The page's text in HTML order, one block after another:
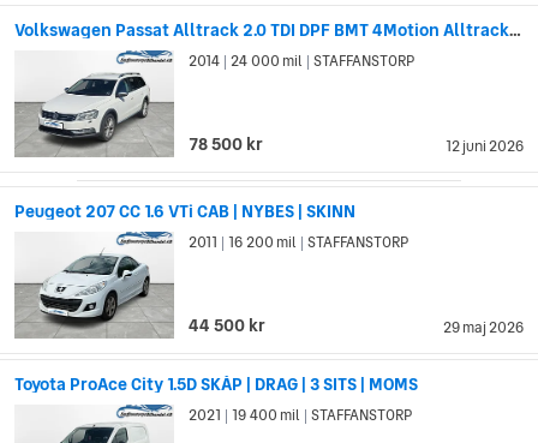
Volkswagen Passat Alltrack 2.0 TDI DPF BMT 4Motion Alltrack | AUTOMAT | SKINN
12 juni 2026
2014 24 000 mil STAFFANSTORP
78 500 kr
Peugeot 207 CC 1.6 VTi CAB | NYBES | SKINN
29 maj 2026
2011 16 200 mil STAFFANSTORP
44 500 kr
Toyota ProAce City 1.5D SKÅP | DRAG | 3 SITS | MOMS
2021 19 400 mil STAFFANSTORP